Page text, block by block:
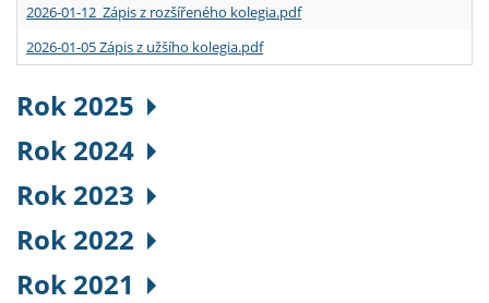
2026-01-12 Zápis z rozšířeného kolegia.pdf
2026-01-05 Zápis z užšího kolegia.pdf
Rok 2025
Rok 2024
Rok 2023
Rok 2022
Rok 2021